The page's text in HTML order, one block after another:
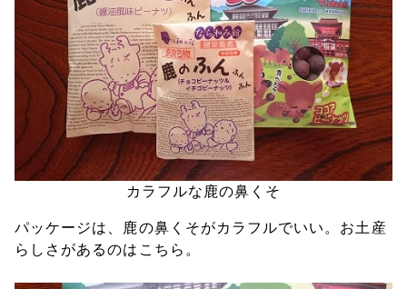
カラフルな鹿の鼻くそ
パッケージは、鹿の鼻くそがカラフルでいい。お土産
らしさがあるのはこちら。